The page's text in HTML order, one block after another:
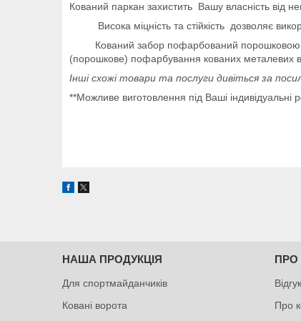
Кований паркан захистить Вашу власність від
Висока міцність та стійкість дозволяє
Кований забор пофарбований порошковою
(порошкове) пофарбування кованих металевих
Інші схожі товари та послуги дивіться за
**Можливе виготовлення під Ваші індивідуальні
НАША ПРОДУКЦІЯ
Для спортмайданчиків
Ковані ворота
ПРО
Про